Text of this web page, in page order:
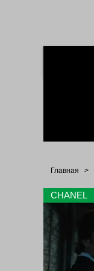
Главная >
CHANEL